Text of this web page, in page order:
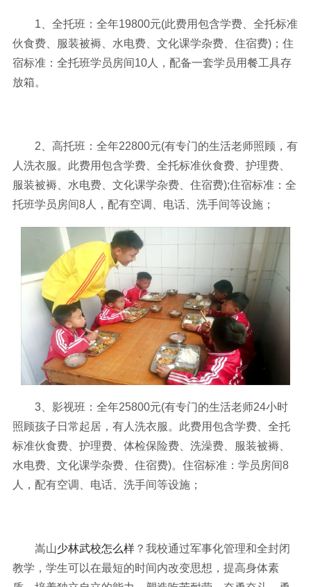
1、全托班：全年19800元(此费用包含学费、全托标准
伙食费、服装被褥、水电费、文化课学杂费、住宿费)；住
宿标准：全托班学员房间10人，配备一套学员用餐工具存
放箱。
2、高托班：全年22800元(有专门的生活老师照顾，有
人洗衣服。此费用包含学费、全托标准伙食费、护理费、
服装被褥、水电费、文化课学杂费、住宿费);住宿标准：全
托班学员房间8人，配有空调、电话、洗手间等设施；
3、影视班：全年25800元(有专门的生活老师24小时
照顾孩子日常起居，有人洗衣服。此费用包含学费、全托
标准伙食费、护理费、体检保险费、洗澡费、服装被褥、
水电费、文化课学杂费、住宿费)。住宿标准：学员房间8
人，配有空调、电话、洗手间等设施；
嵩山少林武校怎么样？我校通过军事化管理和全封闭
教学，学生可以在最短的时间内改变思想，提高身体素